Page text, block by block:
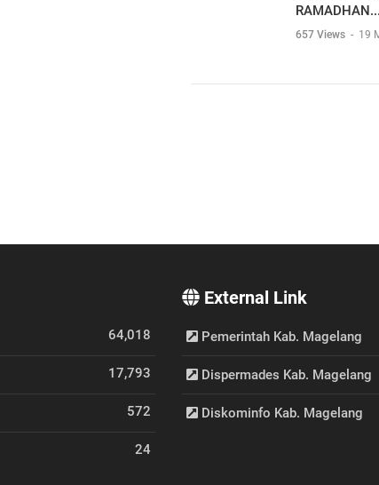
RAMADHAN...
657 Views - 19
64,018
17,793
572
24
External Link
Pemerintah Kab. Magelang
Dispermades Kab. Magelang
Diskominfo Kab. Magelang